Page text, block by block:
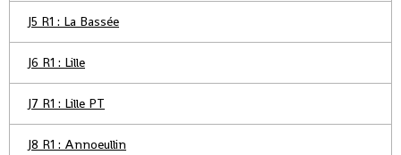
J5 R1 : La Bassée
J6 R1 : Lille
J7 R1 : Lille PT
J8 R1 : Annoeullin